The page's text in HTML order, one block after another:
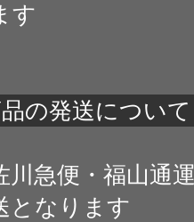
す
の発送について
川急便・福山通
となります